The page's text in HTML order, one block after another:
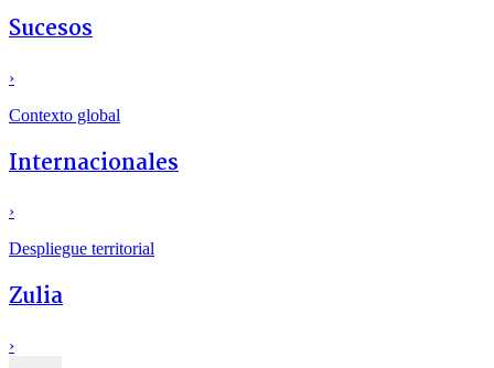
Sucesos
›
Contexto global
Internacionales
›
Despliegue territorial
Zulia
›